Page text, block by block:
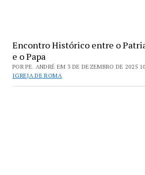
Encontro Histórico entre o
e o Papa
POR PE. ANDRÉ EM 3 DE DEZEMBRO DE 2025
IGREJA DE ROMA